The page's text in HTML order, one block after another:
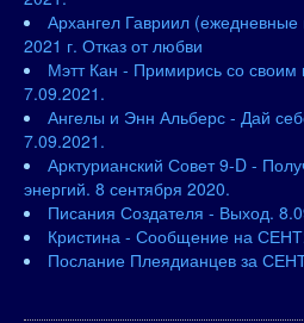
Архангел Гавриил
2021 г. Отказ от любви
Мэтт Кан - Примирись со своим
7.09.2021.
Ангелы и Энн Альберс - Дай
7.09.2021.
Арктурианский Совет 9-D -
энергий. 8 сентября 2020.
Писания Создателя - Выход.
Кристина - Сообщение на
Послание Плеядианцев за